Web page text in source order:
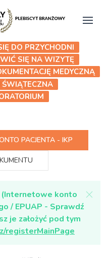
DO PRZYCHODNI
SIĘ NA WIZYTĘ
MEDYCZNĄ
(ONLINE) - INTERNETOWE KONTO PACJENTA - IKP
(Internetowe konto
/ EPUAP - Sprawdź
je założyć pod tym
registerMainPage